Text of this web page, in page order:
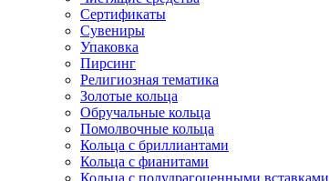
Сертификаты
Сувениры
Упаковка
Пирсинг
Религиозная тематика
Золотые кольца
Обручальные кольца
Помолвочные кольца
Кольца с бриллиантами
Кольца с фианитами
Кольца с полудрагоценными вставками